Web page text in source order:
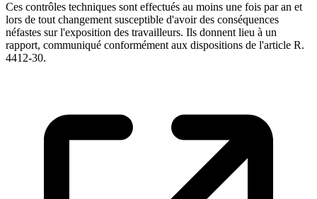
Ces contrôles techniques sont effectués au moins une fois par an et
lors de tout changement susceptible d'avoir des conséquences
néfastes sur l'exposition des travailleurs. Ils donnent lieu à un
rapport, communiqué conformément aux dispositions de l'article R.
4412-30.